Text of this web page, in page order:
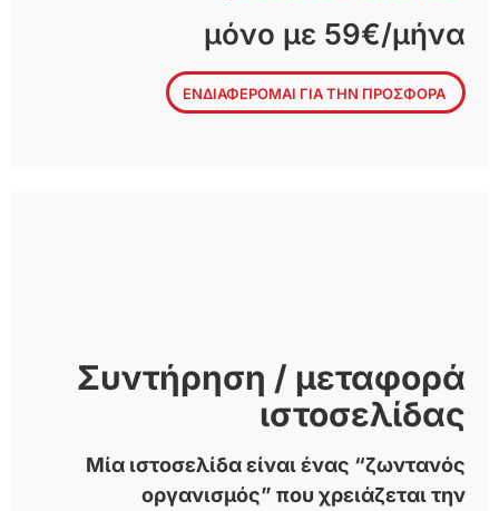
μόνο με 59€/μήνα
ΕΝΔΙΑΦΕΡΟΜΑΙ ΓΙΑ ΤΗΝ ΠΡΟΣΦΟΡΑ
Συντήρηση / μεταφορά
ιστοσελίδας
Μία ιστοσελίδα είναι ένας “ζωντανός
οργανισμός” που χρειάζεται την